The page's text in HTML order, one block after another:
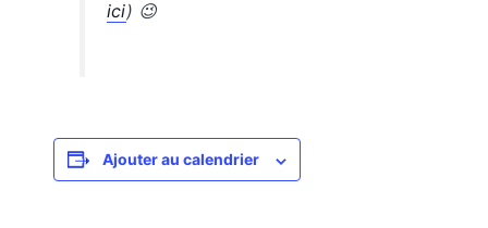
ici) 😉
Ajouter au calendrier